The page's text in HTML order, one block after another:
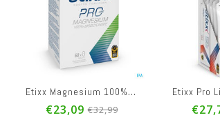
Etixx Magnesium 100% Bisglycinate Pro Line Comp 60
€23,09 €32,99